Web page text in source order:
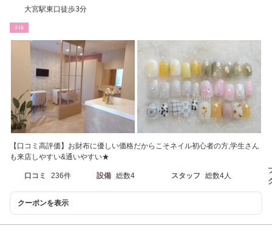
大宮駅東口徒歩3分
ﾈｲﾙ
【口コミ高評価】お財布に優しい価格だからこそネイル初心者の方,学生さん
も来店しやすい&通いやすい★
口コミ 236件 設備 総数4 スタッフ 総数4人
クーポンを表示